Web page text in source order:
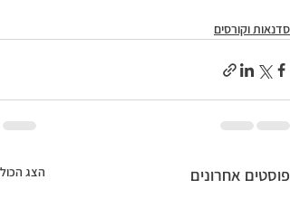
סדנאות וקורסים
פוסטים אחרונים הצג הכול